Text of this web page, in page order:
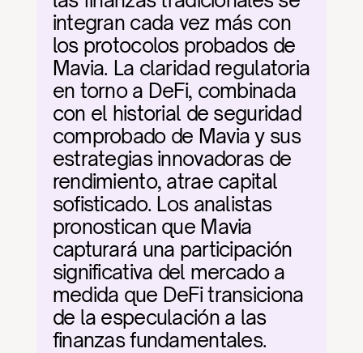
integran cada vez más con
los protocolos probados de
Mavia. La claridad regulatoria
en torno a DeFi, combinada
con el historial de seguridad
comprobado de Mavia y sus
estrategias innovadoras de
rendimiento, atrae capital
sofisticado. Los analistas
pronostican que Mavia
capturará una participación
significativa del mercado a
medida que DeFi transiciona
de la especulación a las
finanzas fundamentales.